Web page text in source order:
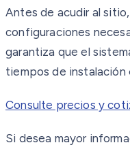
Antes de acudir al
configuraciones
garantiza que el
tiempos de instalación
Consulte precios y
Si desea mayor